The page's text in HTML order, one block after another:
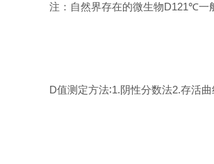
注：自然界存在的微生物D121℃一
D值测定方法∶1.阴性分数法2.存活